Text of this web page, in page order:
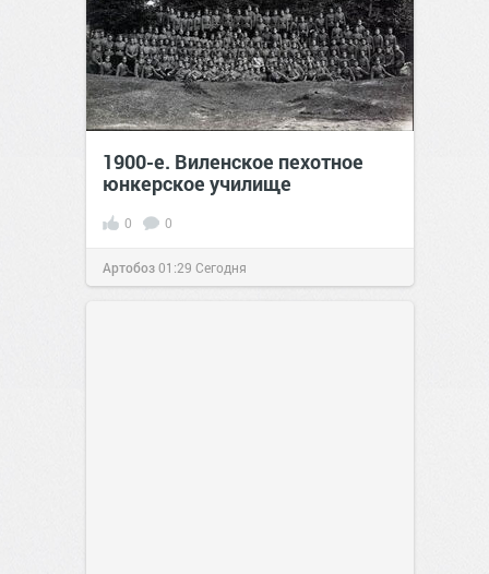
1900-е. Виленское пехотное
юнкерское училище
0 0
Артобоз01:29 Сегодня